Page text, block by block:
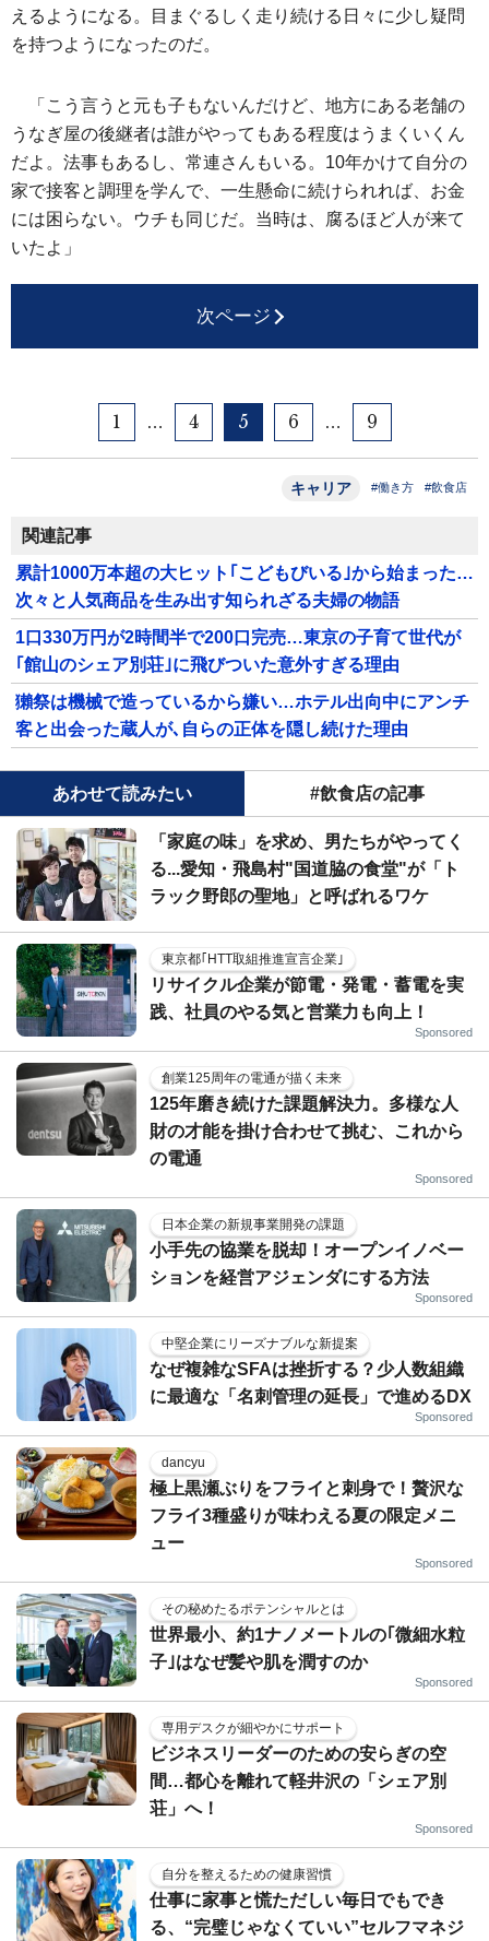
えるようになる。目まぐるしく走り続ける日々に少し疑問
を持つようになったのだ。
「こう言うと元も子もないんだけど、地方にある老舗の
うなぎ屋の後継者は誰がやってもある程度はうまくいくん
だよ。法事もあるし、常連さんもいる。10年かけて自分の
家で接客と調理を学んで、一生懸命に続けられれば、お金
には困らない。ウチも同じだ。当時は、腐るほど人が来て
いたよ」
次ページ
1 … 4 5 6 … 9
キャリア #働き方 #飲食店
関連記事
累計1000万本超の大ヒット｢こどもびいる｣から始まった…
次々と人気商品を生み出す知られざる夫婦の物語
1口330万円が2時間半で200口完売…東京の子育て世代が
｢館山のシェア別荘｣に飛びついた意外すぎる理由
獺祭は機械で造っているから嫌い…ホテル出向中にアンチ
客と出会った蔵人が､自らの正体を隠し続けた理由
あわせて読みたい #飲食店の記事
「家庭の味」を求め、男たちがやってく
る...愛知・飛島村"国道脇の食堂"が「ト
ラック野郎の聖地」と呼ばれるワケ
東京都｢HTT取組推進宣言企業｣
リサイクル企業が節電・発電・蓄電を実
践、社員のやる気と営業力も向上！
Sponsored
創業125周年の電通が描く未来
125年磨き続けた課題解決力。多様な人
財の才能を掛け合わせて挑む、これから
の電通
Sponsored
日本企業の新規事業開発の課題
小手先の協業を脱却！オープンイノベー
ションを経営アジェンダにする方法
Sponsored
中堅企業にリーズナブルな新提案
なぜ複雑なSFAは挫折する？少人数組織
に最適な「名刺管理の延長」で進めるDX
Sponsored
dancyu
極上黒瀬ぶりをフライと刺身で！贅沢な
フライ3種盛りが味わえる夏の限定メニ
ュー
Sponsored
その秘めたるポテンシャルとは
世界最小、約1ナノメートルの｢微細水粒
子｣はなぜ髪や肌を潤すのか
Sponsored
専用デスクが細やかにサポート
ビジネスリーダーのための安らぎの空
間…都心を離れて軽井沢の「シェア別
荘」へ！
Sponsored
自分を整えるための健康習慣
仕事に家事と慌ただしい毎日でもでき
る、“完璧じゃなくていい”セルフマネジ